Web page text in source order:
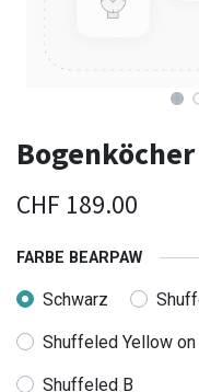
CHF 189.00
FARBE BEARPAW
Schwarz
Shuffeled Yellow
Shuffeled B